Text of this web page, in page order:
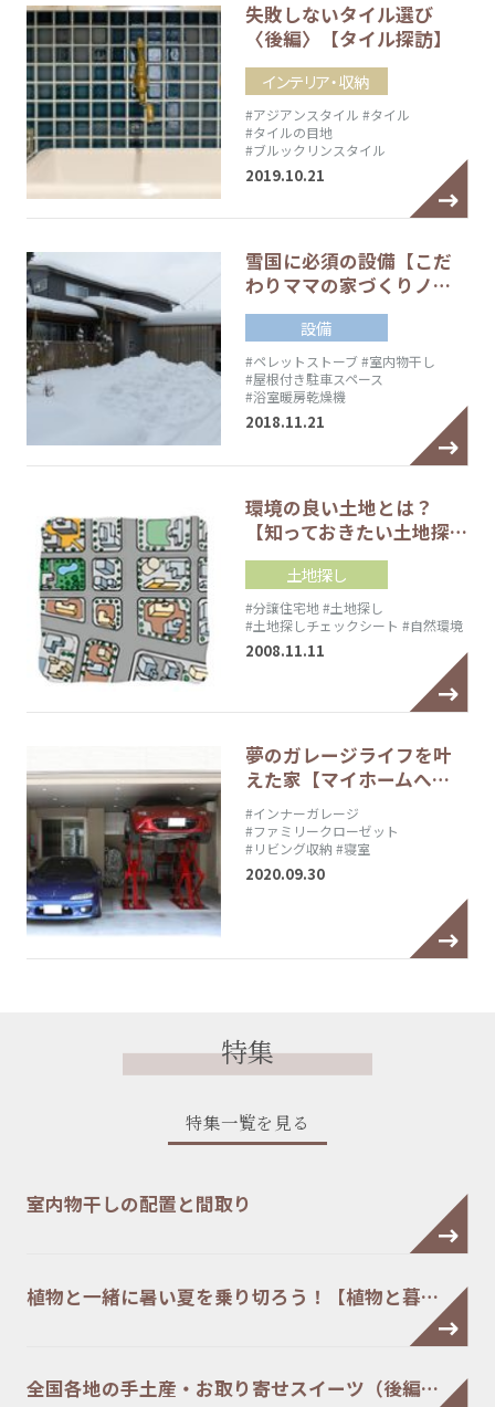
失敗しないタイル選び
〈後編〉【タイル探訪】
インテリア・収納
#アジアンスタイル #タイル
#タイルの目地
#ブルックリンスタイル
2019.10.21
雪国に必須の設備【こだ
わりママの家づくりノ…
設備
#ペレットストーブ#室内物干し
#屋根付き駐車スペース
#浴室暖房乾燥機
2018.11.21
環境の良い土地とは？
【知っておきたい土地探…
土地探し
#分譲住宅地#土地探し
#土地探しチェックシート #自然環境
2008.11.11
夢のガレージライフを叶
えた家【マイホームへ…
#インナーガレージ
#ファミリークローゼット
#リビング収納 #寝室
2020.09.30
特集
特集一覧を見る
室内物干しの配置と間取り
植物と一緒に暑い夏を乗り切ろう！【植物と暮…
全国各地の手土産・お取り寄せスイーツ（後編…